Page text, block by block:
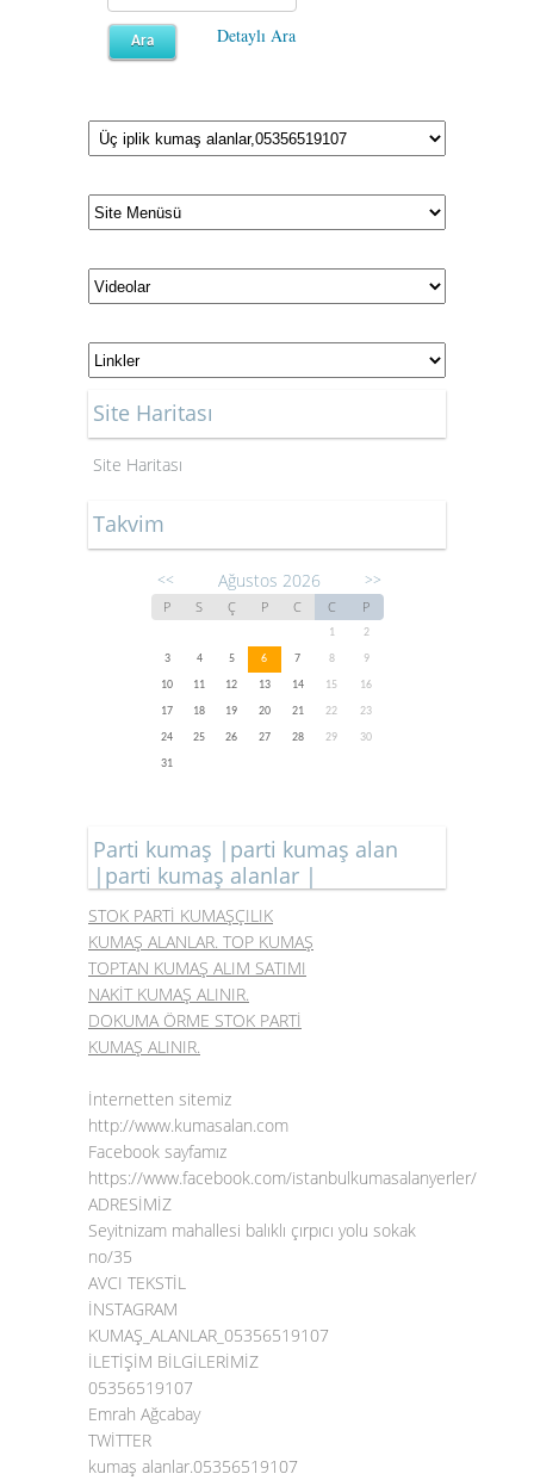
Detaylı Ara
Site Haritası
Site Haritası
Takvim
<< Ağustos 2026 >>
P S Ç P C C P
1
2
3
4 5 6 7 8
9
10
11 12 13 14 15
16
17
18 19 20 21 22
23
24
25 26 27 28 29
30
31
Parti kumaş |parti kumaş alan
|parti kumaş alanlar |
STOK PARTİ KUMAŞÇILIK
KUMAŞ ALANLAR. TOP KUMAŞ
TOPTAN KUMAŞ ALIM SATIMI
NAKİT KUMAŞ ALINIR.
DOKUMA ÖRME STOK PARTİ
KUMAŞ ALINIR.
İnternetten sitemiz
http://www.kumasalan.com
Facebook sayfamız
https://www.facebook.com/istanbulkumasalanyerler/
ADRESİMİZ
Seyitnizam mahallesi balıklı çırpıcı yolu sokak
no/35
AVCI TEKSTİL
İNSTAGRAM
KUMAŞ_ALANLAR_05356519107
İLETİŞİM BİLGİLERİMİZ
05356519107
Emrah Ağcabay
TWİTTER
kumaş alanlar.05356519107